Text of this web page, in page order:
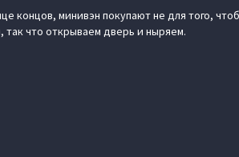
концов, минивэн покупают не для того,
так что открываем дверь и ныряем.